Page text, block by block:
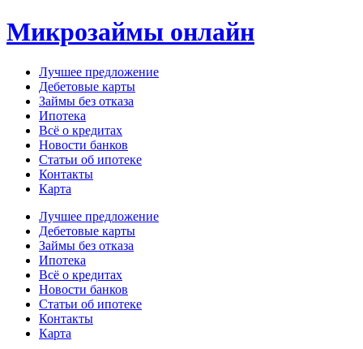
Перейти
к
Микрозаймы онлайн
Лучшее предложение
Дебетовые карты
Займы без отказа
Ипотека
Всё о кредитах
Новости банков
Статьи об ипотеке
Контакты
Карта
Меню Лучшее предложение
Дебетовые карты
Займы без отказа
Ипотека
Всё о кредитах
Новости банков
Статьи об ипотеке
Контакты
Карта